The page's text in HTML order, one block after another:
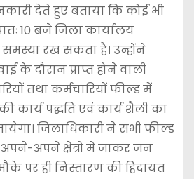
देते हुए बताया कि कोई भी
10 बजे जिला कार्यालय
रख सकता है। उन्होंने
के दौरान प्राप्त होने वाली
तथा कर्मचारियों फील्ड में
कार्य पद्धति एवं कार्य शैली का
जिलाधिकारी ने सभी फील्ड
अपने-अपने क्षेत्रों में जाकर जन
पर ही निस्तारण की हिदायत